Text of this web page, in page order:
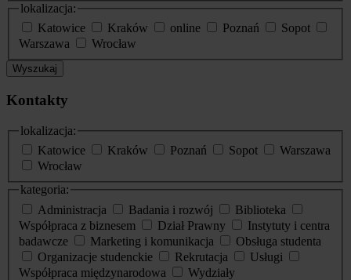
lokalizacja:
Katowice
Kraków online Poznań
Sopot
Warszawa
Wrocław
Wyszukaj
Kontakty
lokalizacja:
Katowice
Kraków Poznań Sopot
Warszawa
Wrocław
kategoria:
Administracja
Badania i rozwój
Biblioteka
Współpraca z biznesem
Dział Prawny
Instytuty i centra
badawcze
Marketing i komunikacja
Obsługa studenta
Organizacje studenckie
Rekrutacja
Usługi
Współpraca międzynarodowa
Wydziały